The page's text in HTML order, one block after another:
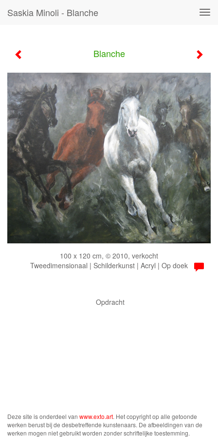
Saskia Minoli - Blanche
Blanche
100 x 120 cm, © 2010, verkocht
Tweedimensionaal | Schilderkunst | Acryl | Op doek
Opdracht
Deze site is onderdeel van www.exto.art. Het copyright op alle getoonde
werken berust bij de desbetreffende kunstenaars. De afbeeldingen van de
werken mogen niet gebruikt worden zonder schriftelijke toestemming.